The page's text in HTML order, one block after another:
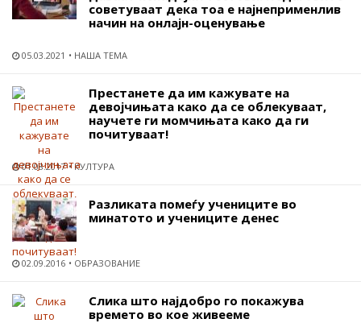
советуваат дека тоа е најнеприменлив
начин на онлајн-оценување
05.03.2021 НАША ТЕМА
Престанете да им кажувате на
девојчињата како да се облекуваат,
научете ги момчињата како да ги
почитуваат!
01.08.2017 КУЛТУРА
Разликата помеѓу учениците во
минатото и учениците денес
02.09.2016 ОБРАЗОВАНИЕ
Слика што најдобро го покажува
времето во кое живееме